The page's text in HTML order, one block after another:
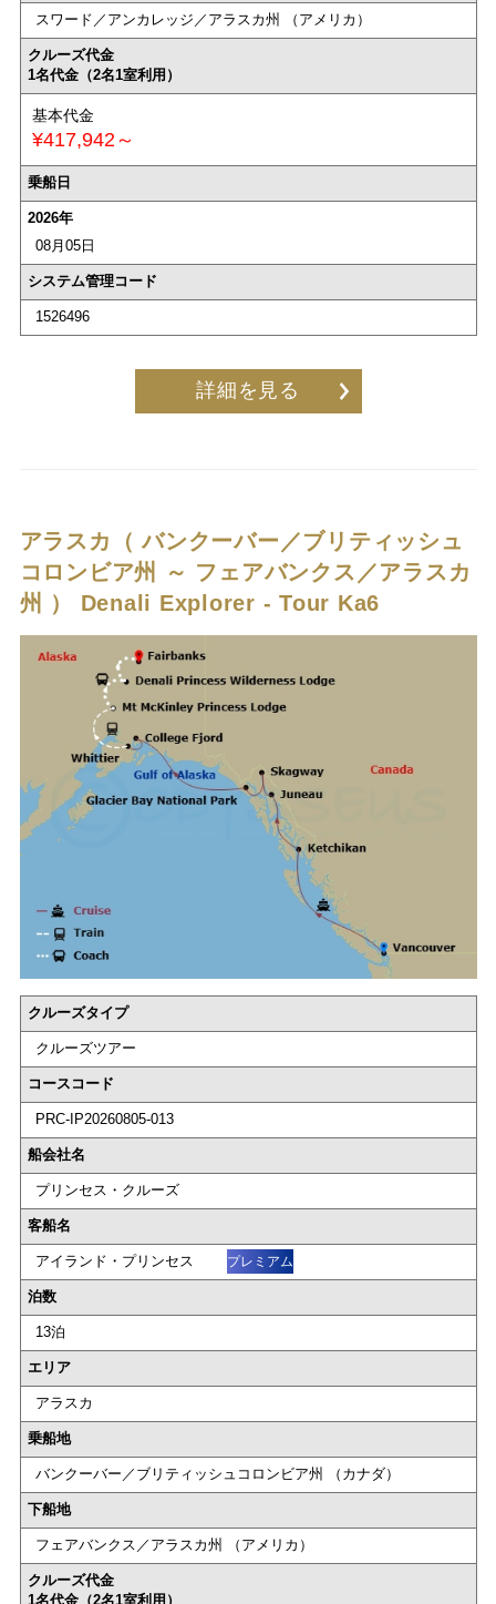
スワード／アンカレッジ／アラスカ州 （アメリカ）
クルーズ代金
1名代金（2名1室利用）
基本代金
¥417,942～
乗船日
2026年
08月05日
システム管理コード
1526496
詳細を見る
アラスカ（ バンクーバー／ブリティッシュ
コロンビア州 ～ フェアバンクス／アラスカ
州 ） Denali Explorer - Tour Ka6
クルーズタイプ
クルーズツアー
コースコード
PRC-IP20260805-013
船会社名
プリンセス・クルーズ
客船名
アイランド・プリンセス プレミアム
泊数
13泊
エリア
アラスカ
乗船地
バンクーバー／ブリティッシュコロンビア州 （カナダ）
下船地
フェアバンクス／アラスカ州 （アメリカ）
クルーズ代金
1名代金（2名1室利用）